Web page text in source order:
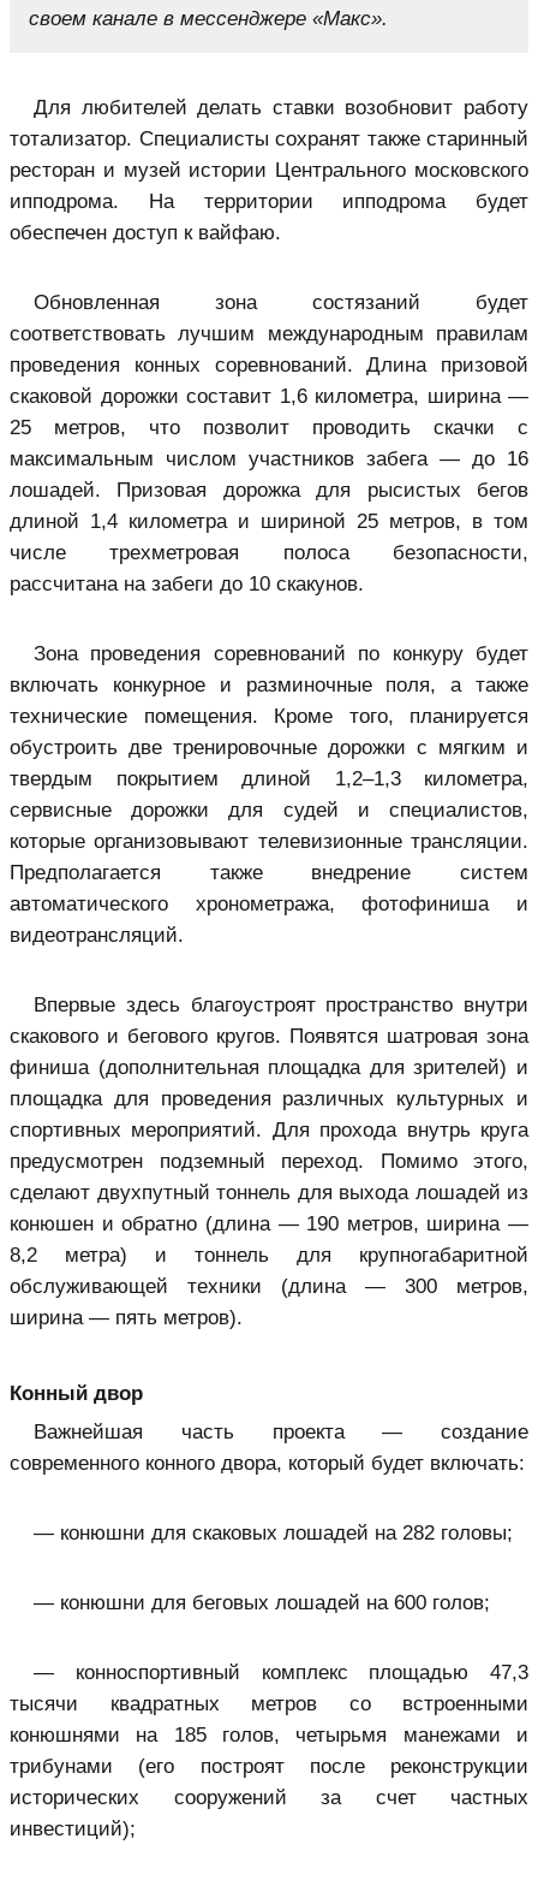
своем канале в мессенджере «Макс».
Для любителей делать ставки возобновит работу
тотализатор. Специалисты сохранят также старинный
ресторан и музей истории Центрального московского
ипподрома. На территории ипподрома будет
обеспечен доступ к вайфаю.
Обновленная зона состязаний будет
соответствовать лучшим международным правилам
проведения конных соревнований. Длина призовой
скаковой дорожки составит 1,6 километра, ширина —
25 метров, что позволит проводить скачки с
максимальным числом участников забега — до 16
лошадей. Призовая дорожка для рысистых бегов
длиной 1,4 километра и шириной 25 метров, в том
числе трехметровая полоса безопасности,
рассчитана на забеги до 10 скакунов.
Зона проведения соревнований по конкуру будет
включать конкурное и разминочные поля, а также
технические помещения. Кроме того, планируется
обустроить две тренировочные дорожки с мягким и
твердым покрытием длиной 1,2–1,3 километра,
сервисные дорожки для судей и специалистов,
которые организовывают телевизионные трансляции.
Предполагается также внедрение систем
автоматического хронометража, фотофиниша и
видеотрансляций.
Впервые здесь благоустроят пространство внутри
скакового и бегового кругов. Появятся шатровая зона
финиша (дополнительная площадка для зрителей) и
площадка для проведения различных культурных и
спортивных мероприятий. Для прохода внутрь круга
предусмотрен подземный переход. Помимо этого,
сделают двухпутный тоннель для выхода лошадей из
конюшен и обратно (длина — 190 метров, ширина —
8,2 метра) и тоннель для крупногабаритной
обслуживающей техники (длина — 300 метров,
ширина — пять метров).
Конный двор
Важнейшая часть проекта — создание
современного конного двора, который будет включать:
— конюшни для скаковых лошадей на 282 головы;
— конюшни для беговых лошадей на 600 голов;
— конноспортивный комплекс площадью 47,3
тысячи квадратных метров со встроенными
конюшнями на 185 голов, четырьмя манежами и
трибунами (его построят после реконструкции
исторических сооружений за счет частных
инвестиций);